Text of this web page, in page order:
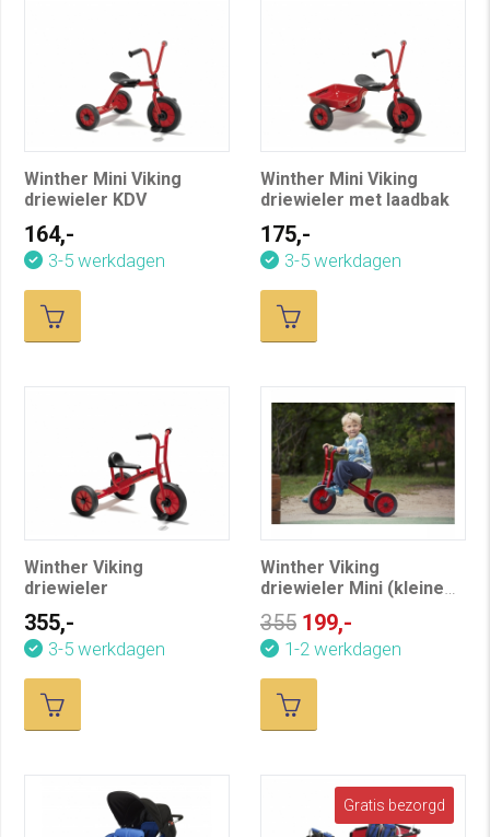
Winther Mini Viking
driewieler KDV
164,-
3-5 werkdagen
Winther Mini Viking
driewieler met laadbak
175,-
3-5 werkdagen
Winther Viking
driewieler
355,-
3-5 werkdagen
Winther Viking
driewieler Mini (kleine
beschadiging)
355 199,-
1-2 werkdagen
Gratis bezorgd